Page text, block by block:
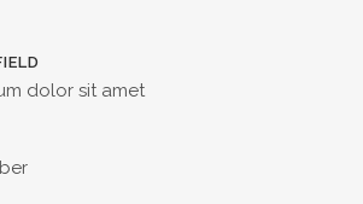
dolor sit amet